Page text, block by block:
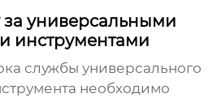
за универсальными
инструментами
службыуниверсального
необходимо